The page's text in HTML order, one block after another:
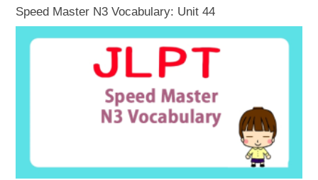
Speed Master N3 Vocabulary: Unit 44